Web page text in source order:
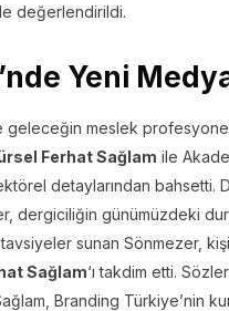
değerlendirildi.
Yeni
geleceğin meslek
Ferhat Sağlam ile
detaylarından bahsetti.
günümüzdeki
sunan Sönmezer,
Sağlam‘ı takdim etti.
Branding Türkiye’nin